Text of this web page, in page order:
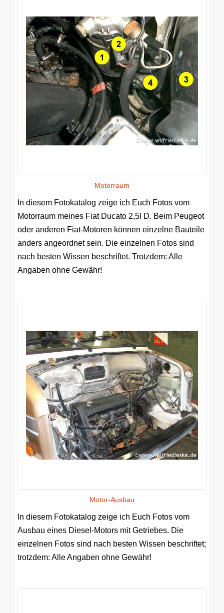
Motorraum
In diesem Fotokatalog zeige ich Euch Fotos vom
Motorraum meines Fiat Ducato 2,5l D. Beim Peugeot
oder anderen Fiat-Motoren können einzelne Bauteile
anders angeordnet sein. Die einzelnen Fotos sind
nach besten Wissen beschriftet. Trotzdem: Alle
Angaben ohne Gewähr!
Motor-Ausbau
In diesem Fotokatalog zeige ich Euch Fotos vom
Ausbau eines Diesel-Motors mit Getriebes. Die
einzelnen Fotos sind nach besten Wissen beschriftet;
trotzdem: Alle Angaben ohne Gewähr!